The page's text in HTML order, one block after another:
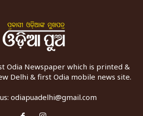
Odia Newspaper which is printed &
Delhi & first Odia mobile news site.
odiapuadelhi@gmail.com